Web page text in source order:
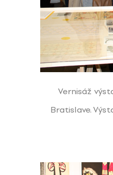
Vernisáž
Bratislave.